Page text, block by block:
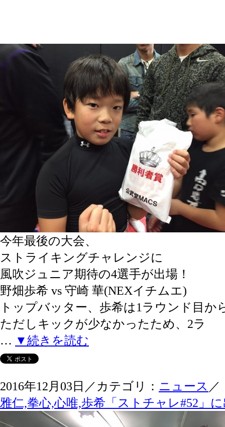
今年最後の大会、
ストライキングチャレンジに
風吹ジュニア期待の4選手が出場！
野畑歩希 vs 守崎 華(NEXイチムエ)
トップバッター、歩希は1ラウンド目か
ただしキックが少なかったため、2ラ
… ▼続きを読む
2016年12月03日／カテゴリ： ニュース ／
雅仁,拳心,心唯,歩希「ストチャレ#52」